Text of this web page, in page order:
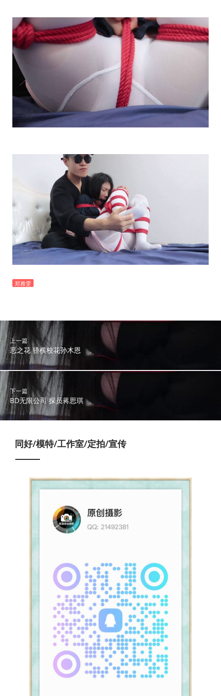
郑雅雯
上一篇
恶之花 骄横校花孙木恩
下一篇
BD无限公司 探员蒋思琪
同好/模特/工作室/定拍/宣传